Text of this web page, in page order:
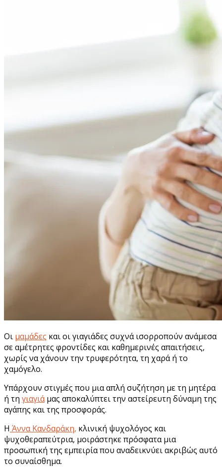
Οι μαμάδες και οι γιαγιάδες συχνά ισορροπούν ανάμεσα
σε αμέτρητες φροντίδες και καθημερινές απαιτήσεις,
χωρίς να χάνουν την τρυφερότητα, τη χαρά ή το
χαμόγελο.
Υπάρχουν στιγμές που μια απλή συζήτηση με τη μητέρα
ή τη γιαγιάμας αποκαλύπτει την αστείρευτη δύναμη της
αγάπης και της προσφοράς.
Η Άννα Κανδαράκη, κλινική ψυχολόγος και
ψυχοθεραπεύτρια, μοιράστηκε πρόσφατα μια
προσωπική της εμπειρία που αναδεικνύει ακριβώς αυτό
το συναίσθημα.